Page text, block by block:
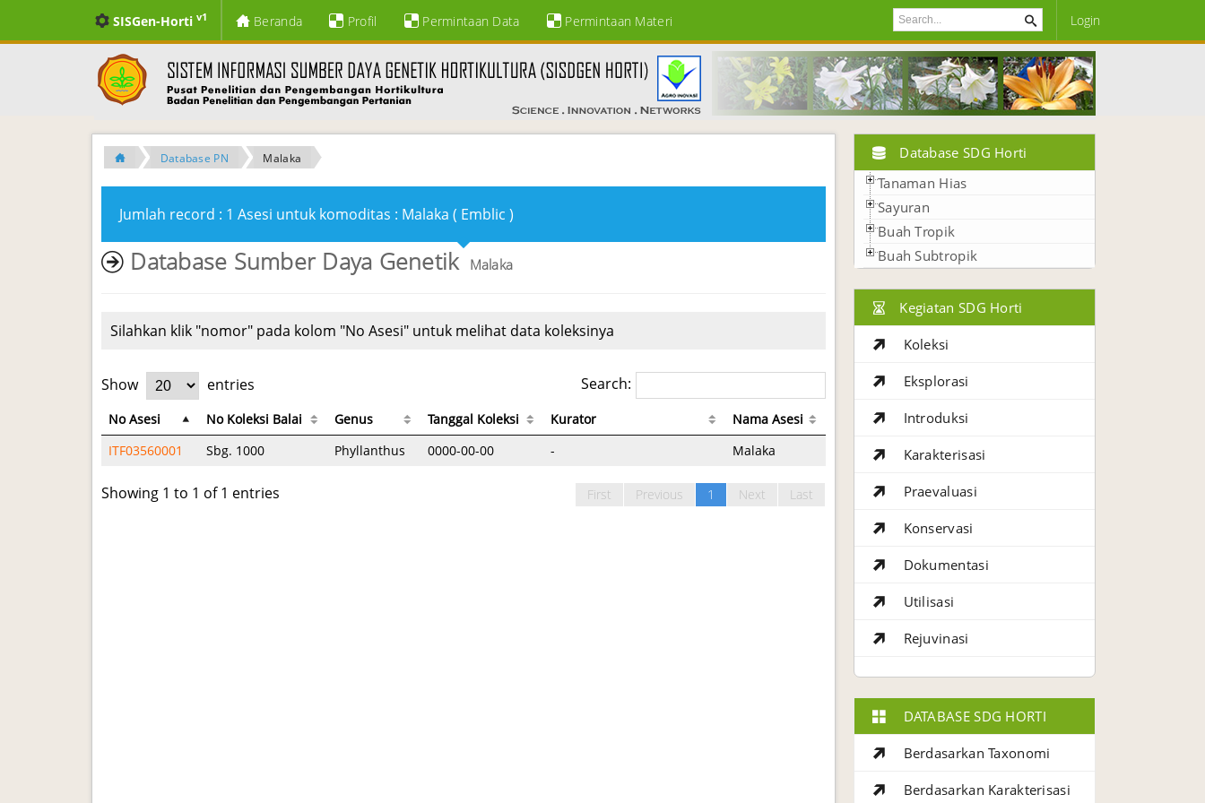
SISGen-Horti v1 Beranda Profil Permintaan Data Permintaan Materi Login
Database PN Malaka
Jumlah record : 1 Asesi untuk komoditas : Malaka ( Emblic )
Database Sumber Daya Genetik Malaka
Silahkan klik "nomor" pada kolom "No Asesi" untuk melihat data koleksinya
Show entries Search:
No Asesi No Koleksi Balai Genus Tanggal Koleksi Kurator
Nama Asesi
ITF03560001
Sbg. 1000 Phyllanthus 0000-00-00 - Malaka
Showing 1 to 1 of 1 entries First Previous 1 Next Last
Database SDG Horti
Tanaman Hias
Sayuran
Buah Tropik
Buah Subtropik
Kegiatan SDG Horti
Koleksi
Eksplorasi
Introduksi
Karakterisasi
Praevaluasi
Konservasi
Dokumentasi
Utilisasi
Rejuvinasi
DATABASE SDG HORTI
Berdasarkan Taxonomi
Berdasarkan Karakterisasi